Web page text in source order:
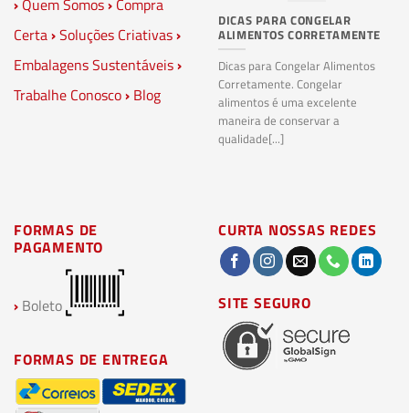
› Quem Somos› Compra
Certa›Soluções Criativas›
Embalagens Sustentáveis›
Trabalhe Conosco› Blog
DICAS PARA CONGELAR
ALIMENTOS CORRETAMENTE
Dicas para Congelar Alimentos
Corretamente. Congelar
alimentos é uma excelente
maneira de conservar a
qualidade[...]
FORMAS DE
PAGAMENTO
› Boleto
FORMAS DE ENTREGA
CURTA NOSSAS REDES
SITE SEGURO